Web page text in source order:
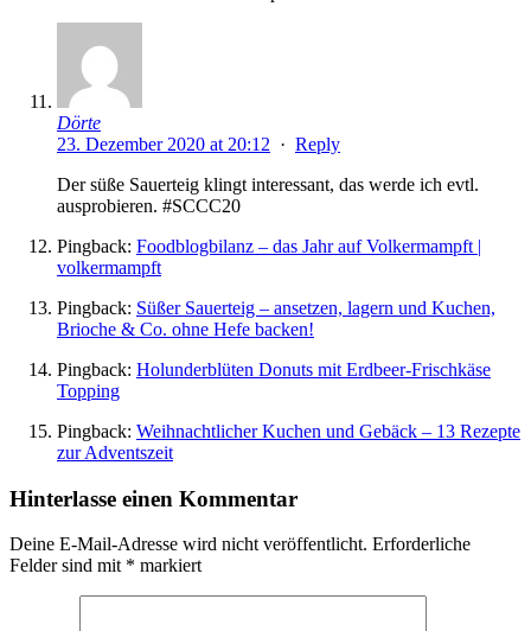
Dörte
23. Dezember 2020 at 20:12 · Reply
Der süße Sauerteig klingt interessant, das werde ich evtl.
ausprobieren. #SCCC20
Pingback: Foodblogbilanz – das Jahr auf Volkermampft |
volkermampft
Pingback: Süßer Sauerteig – ansetzen, lagern und Kuchen,
Brioche & Co. ohne Hefe backen!
Pingback: Holunderblüten Donuts mit Erdbeer-Frischkäse
Topping
Pingback: Weihnachtlicher Kuchen und Gebäck – 13 Rezepte
zur Adventszeit
Hinterlasse einen Kommentar
Deine E-Mail-Adresse wird nicht veröffentlicht. Erforderliche
Felder sind mit * markiert